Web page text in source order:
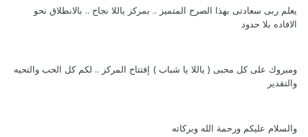
يعلم ربى سعادتى بهذا الصرح المتميز .. بمركز ياللا نجاح .. بالانطلاق نحو
الافاده بلا حدود
ومبروك على كل محبى ( ياللا يا شباب ) إفتتاح المركز .. لكم كل الحب والتحيه
والتقدير
والسلام عليكم ورحمة الله وبركاته